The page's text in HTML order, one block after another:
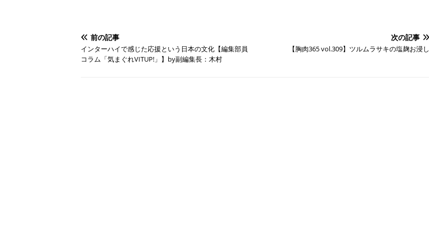
前の記事
インターハイで感じた応援という日本の文化【編集部員
コラム「気まぐれVITUP!」】by副編集長：木村
次の記事
【胸肉365 vol.309】ツルムラサキの塩麹お浸し